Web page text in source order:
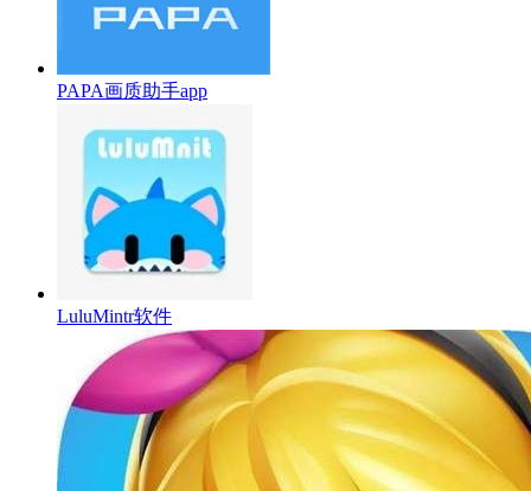
PAPA画质助手app
LuluMintr软件